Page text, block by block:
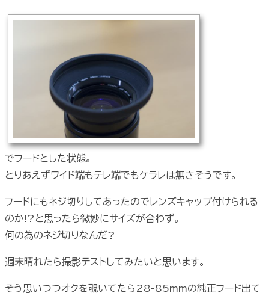
でフードとした状態。
とりあえずワイド端もテレ端でもケラレは無さそうです。
フードにもネジ切りしてあったのでレンズキャップ付けられる
のか!?と思ったら微妙にサイズが合わず。
何の為のネジ切りなんだ?
週末晴れたら撮影テストしてみたいと思います。
そう思いつつオクを覗いてたら28-85mmの純正フード出て